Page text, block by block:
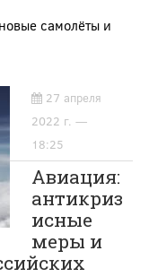
самолёты и
27 апреля
2022 г. —
18:25
Авиация:
антикриз
исные
меры и